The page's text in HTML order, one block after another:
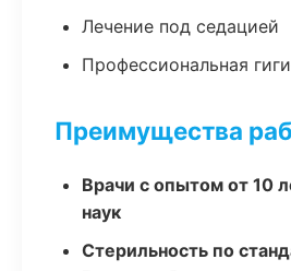
Лечение под седацией
Профессиональная
Преимущества
Врачи с опытом от 10
наук
Стерильность по